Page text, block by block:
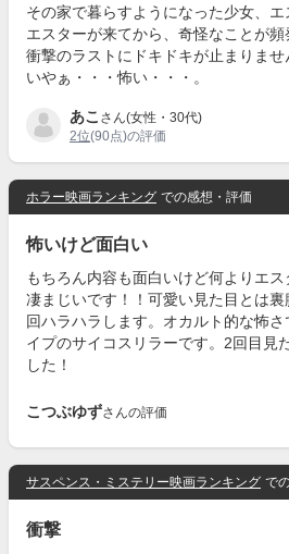
その家で暮らすようになった少女、エ
エスターが来てから、奇怪なことが頻
衝撃のラストにドキドキが止まりませ
いやぁ・・・怖い・・・。
あこ さん(女性・30代)
2位(90点)の評価
ホラー映画ランキング での感想・評価
怖いけど面白い
もちろん内容も面白いけど何よりエ
凄まじいです！！可愛い見た目とは
回ハラハラします。オカルト的な怖
イプのサイコスリラーです。2回目見
した！
こつぶゆずさんの評価
サスペンス・ミステリー映画ランキング で
衝撃